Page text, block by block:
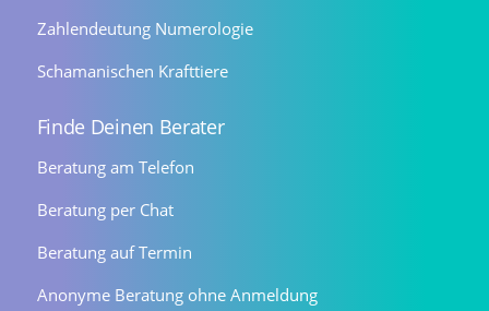
Zahlendeutung Numerologie
Schamanischen Krafttiere
Finde Deinen Berater
Beratung am Telefon
Beratung per Chat
Beratung auf Termin
Anonyme Beratung ohne Anmeldung